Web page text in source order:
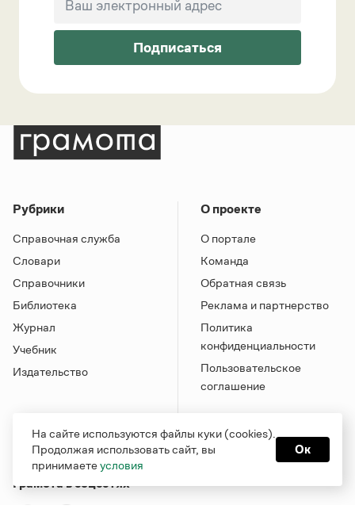
Подписаться
Рубрики
Справочная служба
Словари
Справочники
Библиотека
Журнал
Учебник
Издательство
О проекте
О портале
Команда
Обратная связь
Реклама и партнерство
Политика
конфиденциальности
Пользовательское
соглашение
Грамота в соцсетях
На сайте используются файлы куки (cookies).
Продолжая использовать сайт, вы
принимаетеусловия
Ок